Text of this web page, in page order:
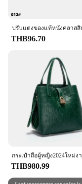
THB96.70
THB980.99